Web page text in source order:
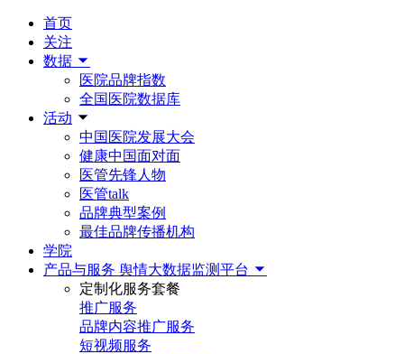
首页
关注
数据
医院品牌指数
全国医院数据库
活动
中国医院发展大会
健康中国面对面
医管先锋人物
医管talk
品牌典型案例
最佳品牌传播机构
学院
产品与服务 舆情大数据监测平台
定制化服务套餐
推广服务
品牌内容推广服务
短视频服务